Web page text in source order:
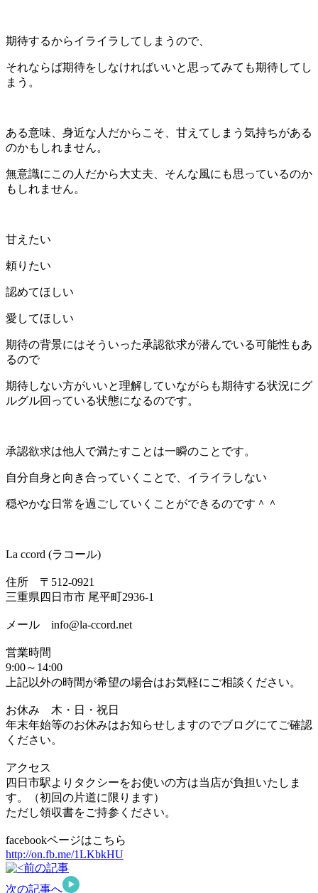
期待するからイライラしてしまうので、
それならば期待をしなければいいと思ってみても期待してし
まう。
ある意味、身近な人だからこそ、甘えてしまう気持ちがある
のかもしれません。
無意識にこの人だから大丈夫、そんな風にも思っているのか
もしれません。
甘えたい
頼りたい
認めてほしい
愛してほしい
期待の背景にはそういった承認欲求が潜んでいる可能性もあ
るので
期待しない方がいいと理解していながらも期待する状況にグ
ルグル回っている状態になるのです。
承認欲求は他人で満たすことは一瞬のことです。
自分自身と向き合っていくことで、イライラしない
穏やかな日常を過ごしていくことができるのです＾＾
La ccord (ラコール)
住所 〒512-0921
三重県四日市市 尾平町2936-1
メール info@la-ccord.net
営業時間
9:00～14:00
上記以外の時間が希望の場合はお気軽にご相談ください。
お休み 木・日・祝日
年末年始等のお休みはお知らせしますのでブログにてご確認
ください。
アクセス
四日市駅よりタクシーをお使いの方は当店が負担いたしま
す。（初回の片道に限ります）
ただし領収書をご持参ください。
facebookページはこちら
http://on.fb.me/1LKbkHU
前の記事
次の記事へ